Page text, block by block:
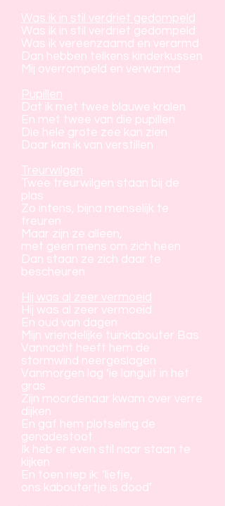
Was ik in stil verdriet gedompeld
Was ik in stil verdriet gedompeld
Was ik vereenzaamd en verarmd
Dan hebben telkens kinderkussen
Mij overrompeld en verwarmd
Pupillen
Dat ik met twee blauwe kralen
En met twee van die pupillen
Die hele grote zee kan zien
Daar kan ik van verstillen
Treurwilgen
Twee treurwilgen staan bij de
plas
Zo intens, bijna menselijk te
treuren
Maar zijn ze alleen,
met geen mens om zich heen
Dan staan ze zich daar te
bescheuren
Hij was al zeer vermoeid
Hij was al zeer vermoeid
En oud van dagen
Mijn vriendelijke tuinkabouter Bas
Vannacht heeft hem de
stormwind neergeslagen
Vanmorgen lag ‘ie languit in het
gras
Zijn moordenaar kwam over verre
dijken
En gaf hem plotseling de
genadestoot
Ik heb er even stil naar staan te
kijken
En toen riep ik: ‘liefje,
ons kaboutertje is dood’